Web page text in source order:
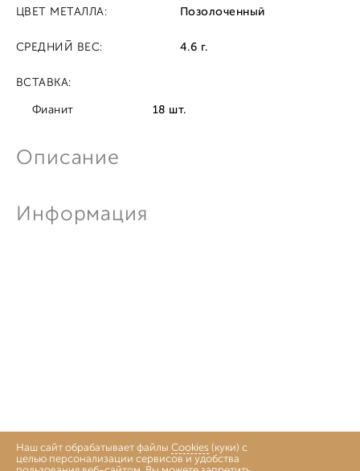
Описание
Информация
ЦВЕТ МЕТАЛЛА: Позолоченный
СРЕДНИЙ ВЕС: 4.6 г.
ВСТАВКА:
Фианит 18 шт.
Наш сайт обрабатывает файлы Cookies (куки) с
целью персонализации сервисов и удобства